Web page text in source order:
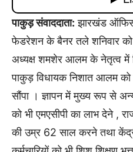
पाकुड़ संवाददाता: झारखंड
फेडरेशन के बैनर तले शनिवार को
अध्यक्ष शमशेर आलम के नेतृत्व में
पाकुड़ विधायक निशात आलम को
सौंपा । ज्ञापन में मुख्य रूप से अन्य
को भी एमएसीपी का लाभ देने ,
की उम्र 62 साल करने तथा